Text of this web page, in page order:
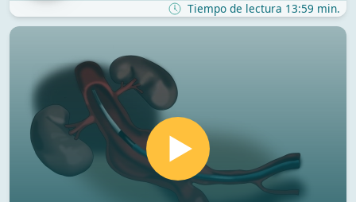
Tiempo de lectura 13:59 min.